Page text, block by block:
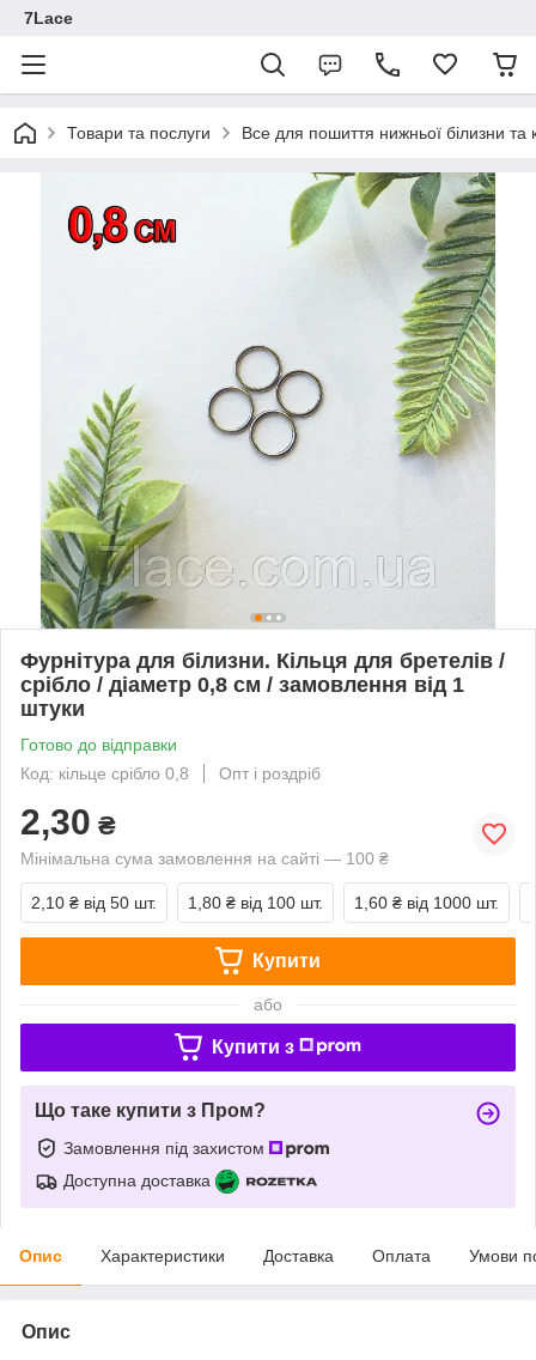
7Lace
Товари та послуги Все для пошиття нижньої білизни та
Фурнітура для білизни. Кільця для бретелів /
срібло / діаметр 0,8 см / замовлення від 1
штуки
Готово до відправки
Код: кільце срібло 0,8
Опт і роздріб
2,30 ₴
Мінімальна сума замовлення на сайті — 100 ₴
2,10 ₴ від 50 шт. 1,80 ₴ від 100 шт. 1,60 ₴ від 1000 шт.
Купити
або
Купити з
Що таке купити з Пром?
Замовлення під захистом
Доступна доставка
Опис Характеристики Доставка Оплата Умови
Опис